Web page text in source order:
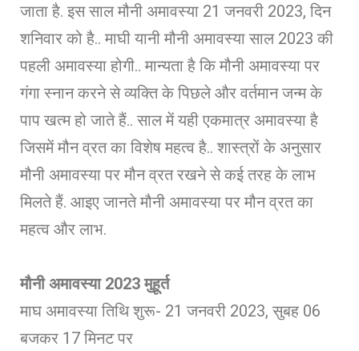
जाता है. इस साल मौनी अमावस्या 21 जनवरी 2023, दिन
शनिवार को है.. माघी यानी मौनी अमावस्या साल 2023 की
पहली अमावस्या होगी.. मान्यता है कि मौनी अमावस्या पर
गंगा स्नान करने से व्यक्ति के पिछले और वर्तमान जन्म के
पाप खत्म हो जाते हैं.. साल में यही एकमात्र अमावस्या है
जिसमें मौन व्रत का विशेष महत्व है.. शास्त्रों के अनुसार
मौनी अमावस्या पर मौन व्रत रखने से कई तरह के लाभ
मिलते हैं. आइए जानते मौनी अमावस्या पर मौन व्रत का
महत्व और लाभ.
मौनी अमावस्या 2023 मुहूर्त
माघ अमावस्या तिथि शुरू- 21 जनवरी 2023, सुबह 06
बजकर 17 मिनट पर